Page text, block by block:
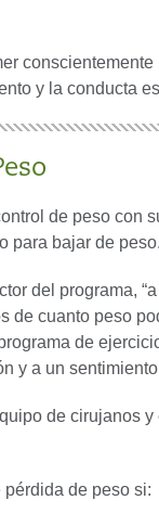
y la conducta
de peso con
para bajar de peso.
del programa,
de cuanto peso
de
y a un sentimiento
de cirujanos
de peso si: